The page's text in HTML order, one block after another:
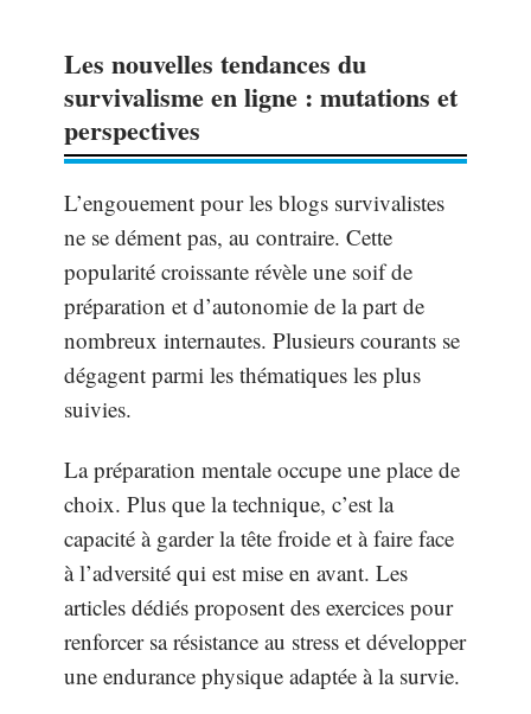
Les nouvelles tendances du
survivalisme en ligne : mutations et
perspectives
L’engouement pour les blogs survivalistes
ne se dément pas, au contraire. Cette
popularité croissante révèle une soif de
préparation et d’autonomie de la part de
nombreux internautes. Plusieurs courants se
dégagent parmi les thématiques les plus
suivies.
La préparation mentale occupe une place de
choix. Plus que la technique, c’est la
capacité à garder la tête froide et à faire face
à l’adversité qui est mise en avant. Les
articles dédiés proposent des exercices pour
renforcer sa résistance au stress et développer
une endurance physique adaptée à la survie.